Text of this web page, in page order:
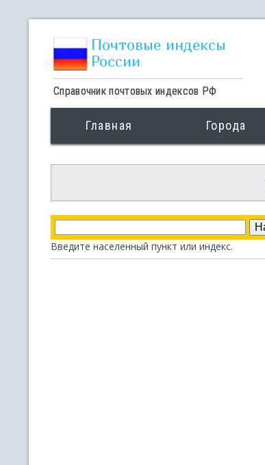
Почтовые индексы
России
Справочник почтовых индексов РФ
Главная Города
Введите населенный пункт или индекс.